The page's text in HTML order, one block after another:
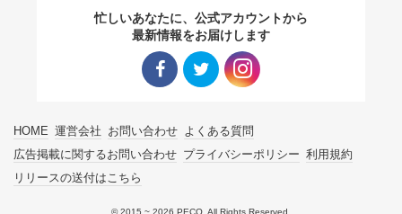
忙しいあなたに、公式アカウントから
最新情報をお届けします
HOME 運営会社 お問い合わせ よくある質問
広告掲載に関するお問い合わせ プライバシーポリシー 利用規約
リリースの送付はこちら
© 2015 ~ 2026 PECO. All Rights Reserved.